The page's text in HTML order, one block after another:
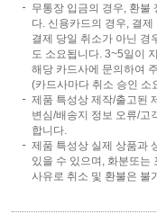
무통장 입금의 경우, 환불
다. 신용카드의 경우, 결
결제 당일 취소가 아닌 경
도 소요됩니다. 3~5일이
해당 카드사에 문의하여
(카드사마다 취소 승인 소
제품 특성상 제작/출고된
변심/배송지 정보 오류/고
합니다.
제품 특성상 실제 상품과
있을 수 있으며, 화분또는
사유로 취소 및 환불은 불